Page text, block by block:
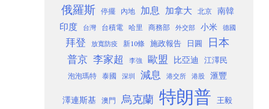
俄羅斯 停擺 內地 加息 加拿大 北京
南韓
印度
台灣 台積電 哈里 商務部 外交部 小米 德國
拜登 放寬防疫 新10條 施政報告 日圓 日本
普京 李家超 李強 歐盟 比亞迪 江澤民
泡泡瑪特 泰國 深圳 減息 港交所 港股 滙豐
澤連斯基 澳門 烏克蘭 特朗普 王毅